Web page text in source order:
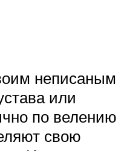
неписаным
или
по велению
свою